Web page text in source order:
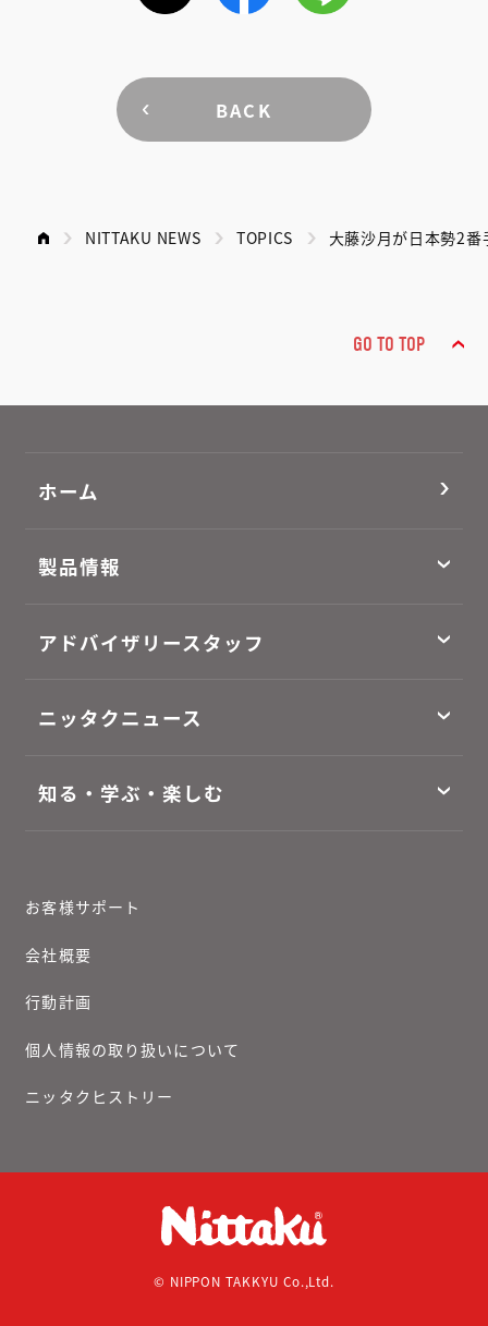
BACK
NITTAKU NEWS TOPICS 大藤沙月が日本勢2
GO TO TOP
ホーム
製品情報
アドバイザリースタッフ
ニッタクニュース
知る・学ぶ・楽しむ
お客様サポート
会社概要
行動計画
個人情報の取り扱いについて
ニッタクヒストリー
© NIPPON TAKKYU Co.,Ltd.